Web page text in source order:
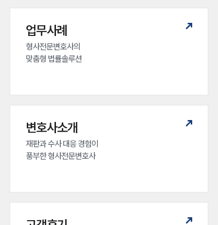
업무사례
형사전문변호사의
맞춤형 법률솔루션
변호사소개
재판과 수사 대응 경험이
풍부한 형사전문변호사